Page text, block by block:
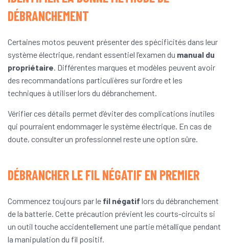
DÉBRANCHEMENT
Certaines motos peuvent présenter des spécificités dans leur
système électrique, rendant essentiel l’examen du manual du
propriétaire. Différentes marques et modèles peuvent avoir
des recommandations particulières sur l’ordre et les
techniques à utiliser lors du débranchement.
Vérifier ces détails permet d’éviter des complications inutiles
qui pourraient endommager le système électrique. En cas de
doute, consulter un professionnel reste une option sûre.
DÉBRANCHER LE FIL NÉGATIF EN PREMIER
Commencez toujours par le fil négatif lors du débranchement
de la batterie. Cette précaution prévient les courts-circuits si
un outil touche accidentellement une partie métallique pendant
la manipulation du fil positif.